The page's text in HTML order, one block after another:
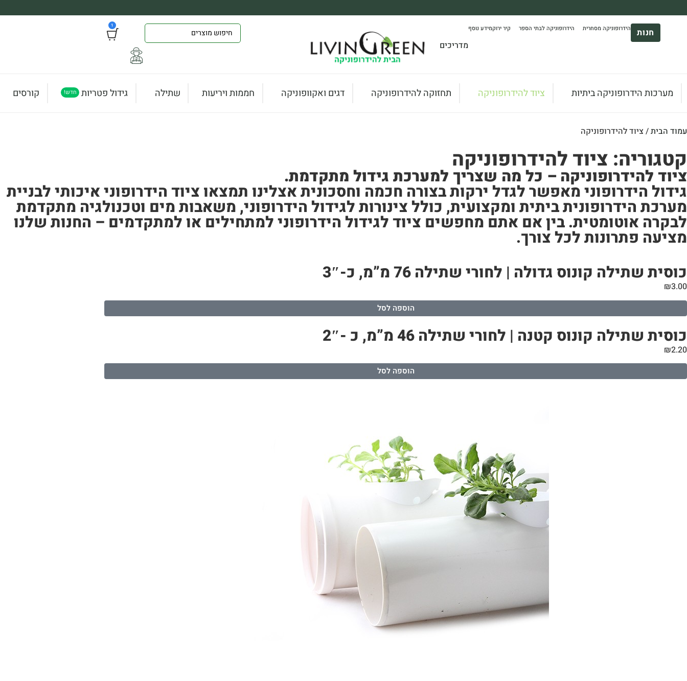
*בהתאם להגבלת גודל ומשקל
חנות הידרופוניקה מסחרית הידרופוניקה לבתי הספר קיר ירוקמידע נוסף
מדריכים
1
מערכות הידרופוניקה ביתיות ציוד להידרופוניקה תחזוקה להידרופוניקה דגים ואקוופוניקה חממות ויריעות שתילה גידול פטריות חדש! קורסים
עמוד הבית/ ציוד להידרופוניקה
קטגוריה: ציוד להידרופוניקה
ציוד להידרופוניקה – כל מה שצריך למערכת גידול מתקדמת.
גידול הידרופוני מאפשר לגדל ירקות בצורה חכמה וחסכונית אצלינו תמצאו ציוד הידרופוני איכותי לבניית
מערכת הידרופונית ביתית ומקצועית, כולל צינורות לגידול הידרופוני, משאבות מים וטכנולגיה מתקדמת
לבקרה אוטומטית. בין אם אתם מחפשים ציוד לגידול הידרופוני למתחילים או למתקדמים – החנות שלנו
מציעה פתרונות לכל צורך.
כוסית שתילה קונוס גדולה | לחורי שתילה 76 מ”מ, כ-3″
₪3.00
הוספה לסל
כוסית שתילה קונוס קטנה | לחורי שתילה 46 מ”מ, כ -2″
₪2.20
הוספה לסל